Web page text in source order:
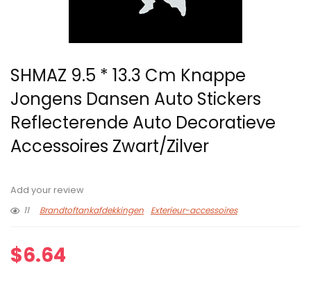
SHMAZ 9.5 * 13.3 Cm Knappe
Jongens Dansen Auto Stickers
Reflecterende Auto Decoratieve
Accessoires Zwart/Zilver
Add your review
11
Brandtoftankafdekkingen Exterieur-accessoires
$6.64